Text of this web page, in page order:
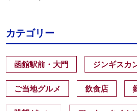
カテゴリー
函館駅前・大門 ジンギスカ
ご当地グルメ 飲食店